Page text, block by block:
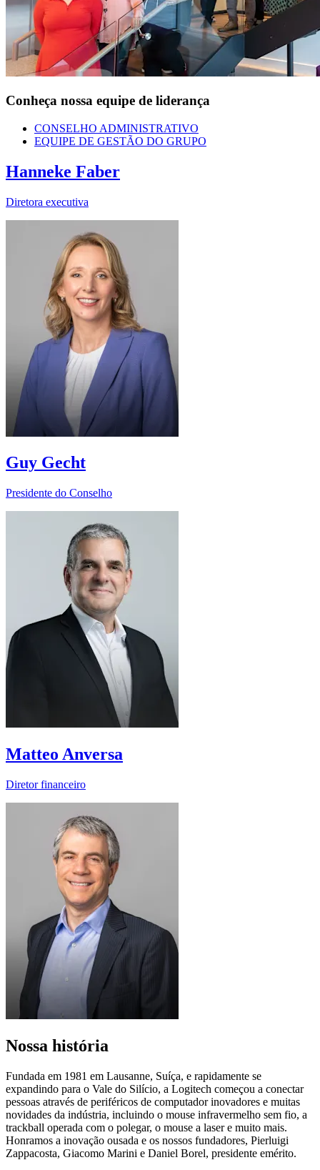
Conheça nossa equipe de liderança
CONSELHO ADMINISTRATIVO
EQUIPE DE GESTÃO DO GRUPO
Hanneke Faber
Diretora executiva
Guy Gecht
Presidente do Conselho
Matteo Anversa
Diretor financeiro
Nossa história
Fundada em 1981 em Lausanne, Suíça, e rapidamente se
expandindo para o Vale do Silício, a Logitech começou a conectar
pessoas através de periféricos de computador inovadores e muitas
novidades da indústria, incluindo o mouse infravermelho sem fio, a
trackball operada com o polegar, o mouse a laser e muito mais.
Honramos a inovação ousada e os nossos fundadores, Pierluigi
Zappacosta, Giacomo Marini e Daniel Borel, presidente emérito.